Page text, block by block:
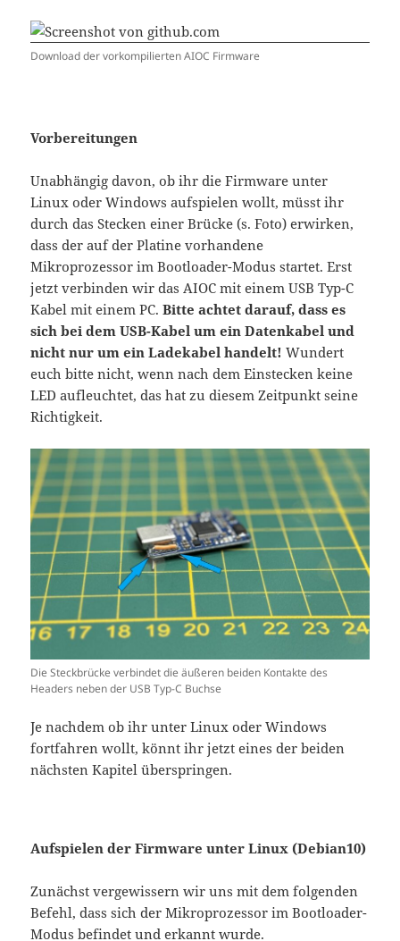
Download der vorkompilierten AIOC Firmware
Vorbereitungen
Unabhängig davon, ob ihr die Firmware unter
Linux oder Windows aufspielen wollt, müsst ihr
durch das Stecken einer Brücke (s. Foto) erwirken,
dass der auf der Platine vorhandene
Mikroprozessor im Bootloader-Modus startet. Erst
jetzt verbinden wir das AIOC mit einem USB Typ-C
Kabel mit einem PC.Bitte achtet darauf, dass es
sich bei dem USB-Kabel um ein Datenkabel und
nicht nur um ein Ladekabel handelt! Wundert
euch bitte nicht, wenn nach dem Einstecken keine
LED aufleuchtet, das hat zu diesem Zeitpunkt seine
Richtigkeit.
Die Steckbrücke verbindet die äußeren beiden Kontakte des
Headers neben der USB Typ-C Buchse
Je nachdem ob ihr unter Linux oder Windows
fortfahren wollt, könnt ihr jetzt eines der beiden
nächsten Kapitel überspringen.
Aufspielen der Firmware unter Linux (Debian10)
Zunächst vergewissern wir uns mit dem folgenden
Befehl, dass sich der Mikroprozessor im Bootloader-
Modus befindet und erkannt wurde.